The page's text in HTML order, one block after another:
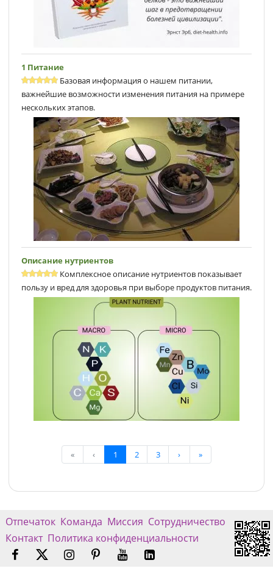
1 Питание
Базовая информация о нашем питании,
важнейшие возможности изменения питания на примере
нескольких этапов.
Описание нутриентов
Комплексное описание нутриентов показывает
пользу и вред для здоровья при выборе продуктов питания.
« ‹ 1 2 3 › »
Отпечаток Команда Миссия Сотрудничество
Контакт Политика конфиденциальности